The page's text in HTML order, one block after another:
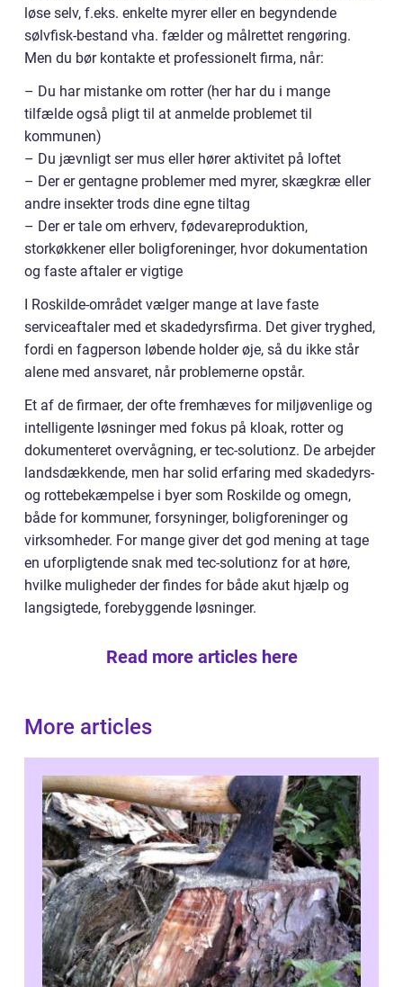
løse selv, f.eks. enkelte myrer eller en begyndende
sølvfisk-bestand vha. fælder og målrettet rengøring.
Men du bør kontakte et professionelt firma, når:
– Du har mistanke om rotter (her har du i mange
tilfælde også pligt til at anmelde problemet til
kommunen)
– Du jævnligt ser mus eller hører aktivitet på loftet
– Der er gentagne problemer med myrer, skægkræ eller
andre insekter trods dine egne tiltag
– Der er tale om erhverv, fødevareproduktion,
storkøkkener eller boligforeninger, hvor dokumentation
og faste aftaler er vigtige
I Roskilde-området vælger mange at lave faste
serviceaftaler med et skadedyrsfirma. Det giver tryghed,
fordi en fagperson løbende holder øje, så du ikke står
alene med ansvaret, når problemerne opstår.
Et af de firmaer, der ofte fremhæves for miljøvenlige og
intelligente løsninger med fokus på kloak, rotter og
dokumenteret overvågning, er tec-solutionz. De arbejder
landsdækkende, men har solid erfaring med skadedyrs-
og rottebekæmpelse i byer som Roskilde og omegn,
både for kommuner, forsyninger, boligforeninger og
virksomheder. For mange giver det god mening at tage
en uforpligtende snak med tec-solutionz for at høre,
hvilke muligheder der findes for både akut hjælp og
langsigtede, forebyggende løsninger.
Read more articles here
More articles